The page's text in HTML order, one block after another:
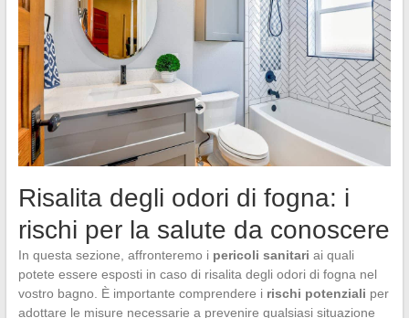
Risalita degli odori di fogna: i
rischi per la salute da conoscere
In questa sezione, affronteremo i pericoli sanitari ai quali
potete essere esposti in caso di risalita degli odori di fogna nel
vostro bagno. È importante comprendere i rischi potenziali per
adottare le misure necessarie a prevenire qualsiasi situazione